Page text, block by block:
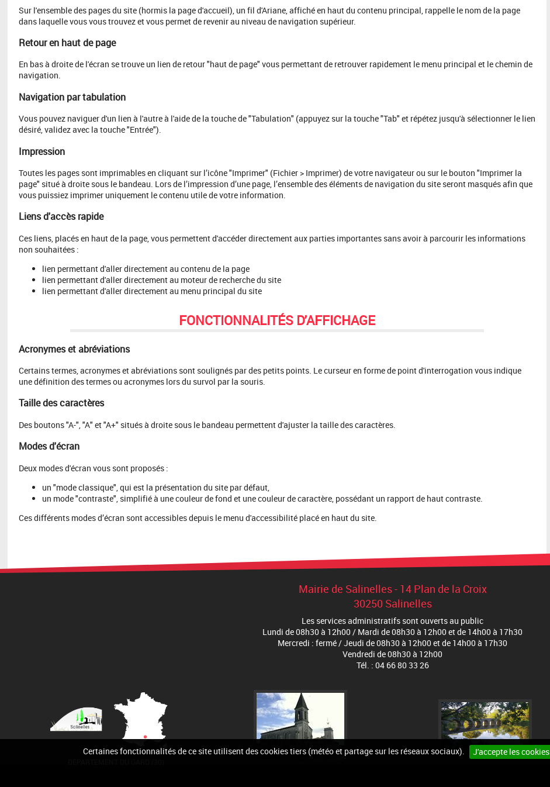
Certaines fonctionnalités de ce site utilisent des cookies tiers (météo et partage sur les réseaux sociaux). J'accepte les cookies
​Sur l'ensemble des pages du site (hormis la page d'accueil), un fil d'Ariane, affiché en haut du contenu principal, rappelle le nom de la page
dans laquelle vous vous trouvez et vous permet de revenir au niveau de navigation supérieur.
Retour en haut de page
En bas à droite de l'écran se trouve un lien de retour "haut de page" vous permettant de retrouver rapidement le menu principal et le chemin de
navigation.
Navigation par tabulation
Vous pouvez naviguer d'un lien à l'autre à l'aide de la touche de "Tabulation" (appuyez sur la touche "Tab" et répétez jusqu'à sélectionner le lien
désiré, validez avec la touche "Entrée").
Impression
Toutes les pages sont imprimables en cliquant sur l’icône "Imprimer" (Fichier > Imprimer) de votre navigateur ou sur le bouton "Imprimer la
page" situé à droite sous le bandeau. Lors de l’impression d’une page, l’ensemble des éléments de navigation du site seront masqués afin que
vous puissiez imprimer uniquement le contenu utile de votre information.
Liens d'accès rapide
Ces liens, placés en haut de la page, vous permettent d'accéder directement aux parties importantes sans avoir à parcourir les informations
non souhaitées :
lien permettant d'aller directement au contenu de la page
lien permettant d'aller directement au moteur de recherche du site
lien permettant d'aller directement au menu principal du site
FONCTIONNALITÉS D'AFFICHAGE
Acronymes et abréviations
Certains termes, acronymes et abréviations sont soulignés par des petits points. Le curseur en forme de point d'interrogation vous indique
une définition des termes ou acronymes lors du survol par la souris.
Taille des caractères
Des boutons "A-", "A" et "A+" situés à droite sous le bandeau permettent d'ajuster la taille des caractères.
Modes d'écran
Deux modes d'écran vous sont proposés :
un "mode classique", qui est la présentation du site par défaut,
un mode "contraste", simplifié à une couleur de fond et une couleur de caractère, possédant un rapport de haut contraste.
Ces différents modes d’écran sont accessibles depuis le menu d'accessibilité placé en haut du site.
Mairie de Salinelles - 14 Plan de la Croix
30250 Salinelles
Les services administratifs sont ouverts au public
Lundi de 08h30 à 12h00 / Mardi de 08h30 à 12h00 et de 14h00 à 17h30
Mercredi : fermé / Jeudi de 08h30 à 12h00 et de 14h00 à 17h30
Vendredi de 08h30 à 12h00
Tél. : 04 66 80 33 26